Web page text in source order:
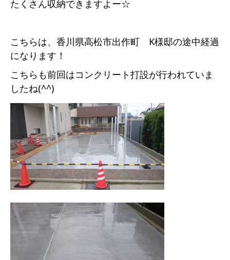
たくさん収納できますよー☆
こちらは、香川県高松市出作町 K様邸の途中経過
になります！
こちらも前回はコンクリート打設が行われていま
したね(^^)